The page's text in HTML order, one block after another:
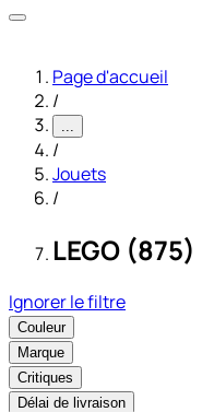
Page d'accueil
/
...
/
Jouets
/
LEGO (875)
Ignorer le filtre
Couleur
Marque
Critiques
Délai de livraison